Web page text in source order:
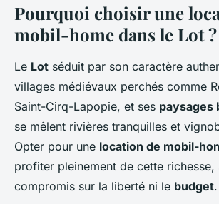
Pourquoi choisir une
mobil-home dans le Lot ?
Le Lot séduit par son caractère
villages médiévaux perchés comme
Saint-Cirq-Lapopie, et ses paysages
se mêlent rivières tranquilles et
Opter pour une location de mobil-
profiter pleinement de cette richesse,
compromis sur la liberté ni le budget.